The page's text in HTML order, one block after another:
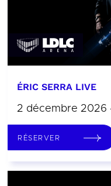
ÉRIC SERRA LIVE
2 décembre 2026
RÉSERVER